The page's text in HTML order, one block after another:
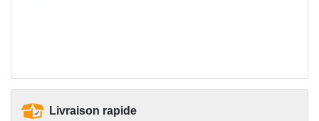
Livraison rapide